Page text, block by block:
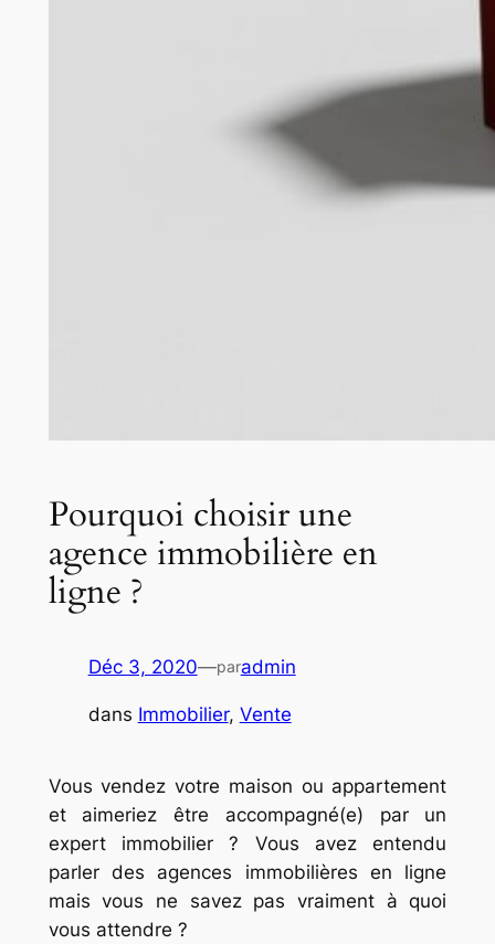
Pourquoi choisir une
agence immobilière en
ligne ?
Déc 3, 2020—paradmin
dans Immobilier, Vente
Vous vendez votre maison ou appartement
et aimeriez être accompagné(e) par un
expert immobilier ? Vous avez entendu
parler des agences immobilières en ligne
mais vous ne savez pas vraiment à quoi
vous attendre ?